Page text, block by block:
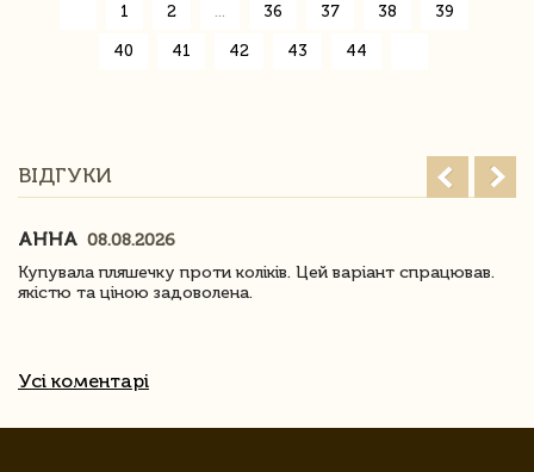
1 2 36 37 38 39
40 41 42 43 44
ВІДГУКИ
АННА 08.08.2026
Купувала пляшечку проти коліків. Цей варіант спрацював.
якістю та ціною задоволена.
Усі коментарі